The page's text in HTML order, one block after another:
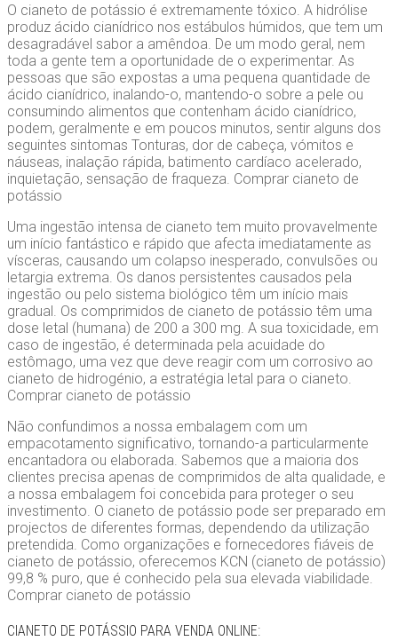
O cianeto de potássio é extremamente tóxico. A hidrólise
produz ácido cianídrico nos estábulos húmidos, que tem um
desagradável sabor a amêndoa. De um modo geral, nem
toda a gente tem a oportunidade de o experimentar. As
pessoas que são expostas a uma pequena quantidade de
ácido cianídrico, inalando-o, mantendo-o sobre a pele ou
consumindo alimentos que contenham ácido cianídrico,
podem, geralmente e em poucos minutos, sentir alguns dos
seguintes sintomas Tonturas, dor de cabeça, vómitos e
náuseas, inalação rápida, batimento cardíaco acelerado,
inquietação, sensação de fraqueza. Comprar cianeto de
potássio
Uma ingestão intensa de cianeto tem muito provavelmente
um início fantástico e rápido que afecta imediatamente as
vísceras, causando um colapso inesperado, convulsões ou
letargia extrema. Os danos persistentes causados pela
ingestão ou pelo sistema biológico têm um início mais
gradual. Os comprimidos de cianeto de potássio têm uma
dose letal (humana) de 200 a 300 mg. A sua toxicidade, em
caso de ingestão, é determinada pela acuidade do
estômago, uma vez que deve reagir com um corrosivo ao
cianeto de hidrogénio, a estratégia letal para o cianeto.
Comprar cianeto de potássio
Não confundimos a nossa embalagem com um
empacotamento significativo, tornando-a particularmente
encantadora ou elaborada. Sabemos que a maioria dos
clientes precisa apenas de comprimidos de alta qualidade, e
a nossa embalagem foi concebida para proteger o seu
investimento. O cianeto de potássio pode ser preparado em
projectos de diferentes formas, dependendo da utilização
pretendida. Como organizações e fornecedores fiáveis de
cianeto de potássio, oferecemos KCN (cianeto de potássio)
99,8 % puro, que é conhecido pela sua elevada viabilidade.
Comprar cianeto de potássio
CIANETO DE POTÁSSIO PARA VENDA ONLINE: